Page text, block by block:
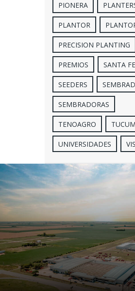
PIONERA
PLANTOR
PRECISION PLANTING
PREMIOS SANTA FE
SEEDERS
SEMBRADORAS
TENOAGRO
UNIVERSIDADES